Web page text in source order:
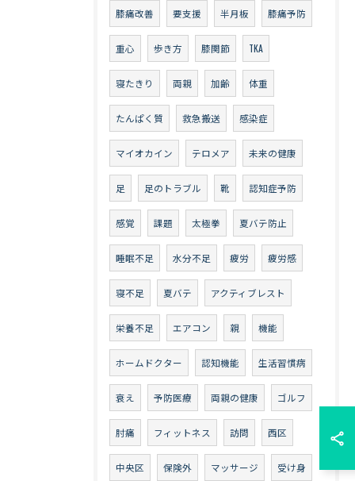
膝痛改善 要支援 半月板 膝痛予防
重心 歩き方 膝関節 TKA
寝たきり 両親 加齢 体重
たんぱく質 救急搬送 感染症
マイオカイン テロメア 未来の健康
足 足のトラブル 靴 認知症予防
感覚 課題 太極拳 夏バテ防止
睡眠不足 水分不足 疲労 疲労感
寝不足 夏バテ アクティブレスト
栄養不足 エアコン 親 機能
ホームドクター 認知機能 生活習慣病
衰え 予防医療 両親の健康 ゴルフ
肘痛 フィットネス 訪問 西区
中央区 保険外 マッサージ 受け身